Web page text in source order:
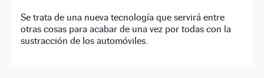
Se trata de una nueva tecnología que servirá entre
otras cosas para acabar de una vez por todas con la
sustracción de los automóviles.